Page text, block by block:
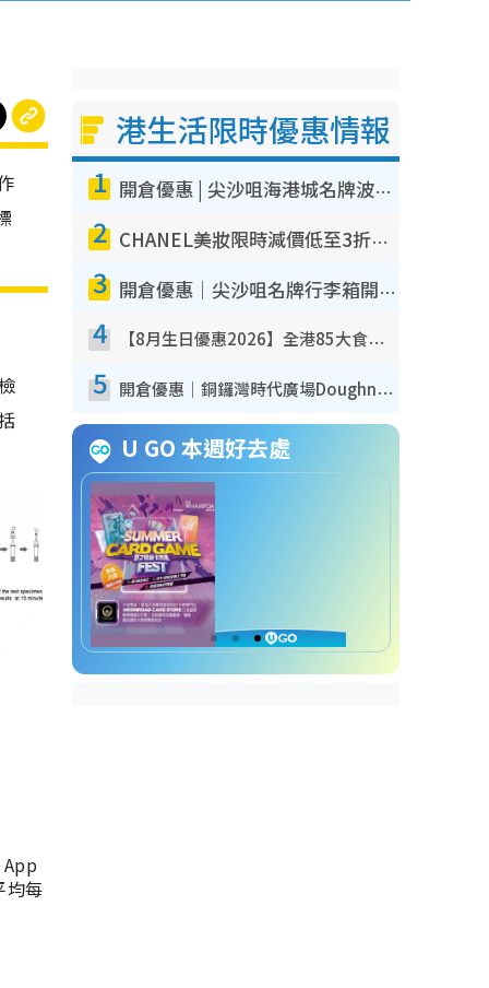
均每
港生活限時優惠情報
1 開倉優惠 | 尖沙咀海港城名牌波鞋開倉低至1折！On鞋$899起／Joy&Peace鞋履$98起
2 CHANEL美妝限時減價低至3折！人氣粉底/唇膏/精華液低至$275！COCO香水都有平
3 開倉優惠｜尖沙咀名牌行李箱開倉低至4折！一連5日 American Tourister/ace./Hallmark $200起！
4 【8月生日優惠2026】全港85大食買玩著數攻略 自助餐/火鍋放題同行免費＋誠品/DONKI送現金券
5 開倉優惠｜銅鑼灣時代廣場Doughnut/Campo Marzio開倉低至1折！背囊、書包、手袋劈價$200起
U GO 本週好去處